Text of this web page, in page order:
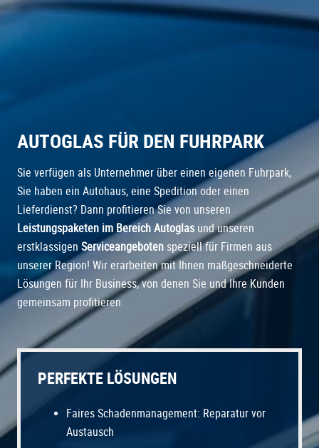
AUTOGLAS FÜR DEN FUHRPARK
Sie verfügen als Unternehmer über einen eigenen Fuhrpark,
Sie haben ein Autohaus, eine Spedition oder einen
Lieferdienst? Dann profitieren Sie von unseren
Leistungspaketen im Bereich Autoglas und unseren
erstklassigen Serviceangeboten speziell für Firmen aus
unserer Region! Wir erarbeiten mit Ihnen maßgeschneiderte
Lösungen für Ihr Business, von denen Sie und Ihre Kunden
gemeinsam profitieren.
PERFEKTE LÖSUNGEN
Faires Schadenmanagement: Reparatur vor
Austausch